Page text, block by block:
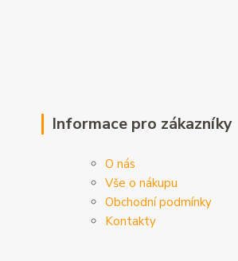
Informace pro zákazníky
O nás
Vše o nákupu
Obchodní podmínky
Kontakty